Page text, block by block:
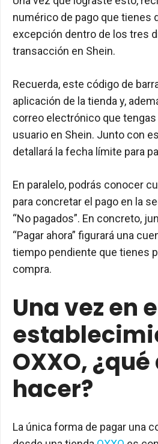
numérico de pago que tienes
excepción dentro de los tres
transacción en Shein.
Recuerda, este código de
aplicación de la tienda y,
correo electrónico que tengas
usuario en Shein. Junto con
detallará la fecha límite para
En paralelo, podrás conocer
para concretar el pago en la
“No pagados”. En concreto,
“Pagar ahora” figurará una
tiempo pendiente que tienes
compra.
Una vez en
OXXO,
hacer?
La única forma de pagar una